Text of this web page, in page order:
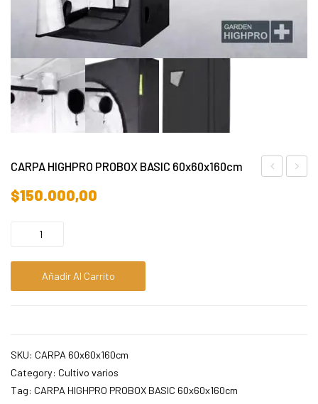
CARPA HIGHPRO PROBOX BASIC 60x60x160cm
$150.000,00
Añadir Al Carrito
SKU: CARPA 60x60x160cm
Category: Cultivo varios
Tag: CARPA HIGHPRO PROBOX BASIC 60x60x160cm